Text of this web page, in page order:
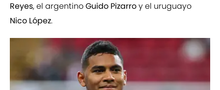
Reyes, el argentinoGuido Pizarroy el uruguayo
Nico López.